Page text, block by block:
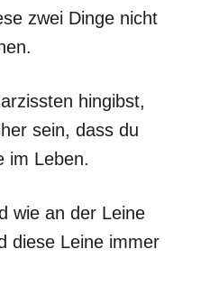
zwei Dinge nicht
hingibst,
sein, dass du
im Leben.
wie an der Leine
diese Leine immer